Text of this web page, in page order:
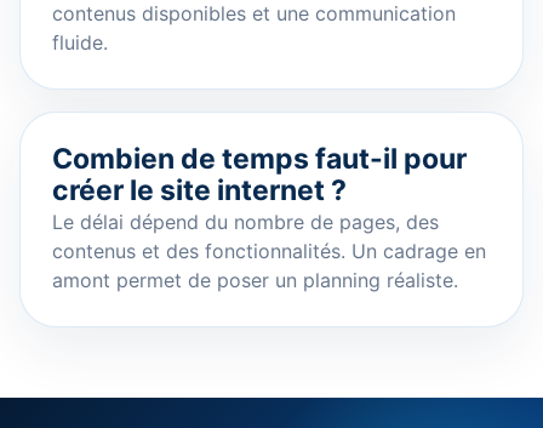
contenus disponibles et une communication
fluide.
Combien de temps faut-il pour
créer le site internet ?
Le délai dépend du nombre de pages, des
contenus et des fonctionnalités. Un cadrage en
amont permet de poser un planning réaliste.